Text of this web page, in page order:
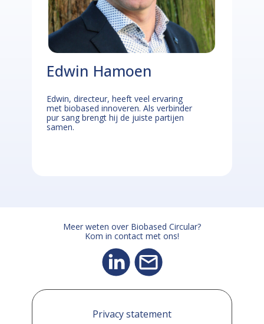
Edwin Hamoen
Edwin, directeur, heeft veel ervaring
met biobased innoveren. Als verbinder
pur sang brengt hij de juiste partijen
samen.
Meer weten over Biobased Circular?
Kom in contact met ons!
Privacy statement